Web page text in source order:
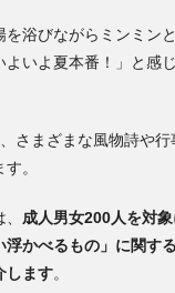
を浴びながらミンミン
よいよ夏本番！」と感
さまざまな風物詩や
。
成人男女200人を対
浮かべるもの」に関す
します。